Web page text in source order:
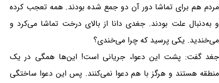
مردم هم برای تماشا دور آن دو جمع شده بودند. همه تعجب کرده
و به‌دنبال علت بودند. جغدی دانا از بالای درخت تماشا می‌کرد و
می‌خندید. یکی پرسید که چرا می‌خندی؟
جغد گفت: پشت این دعوا، جریانی است! این‌ها همگی در یک
منطقه هستند و هرگز با هم دعوا نمی‌کنند. پس این دعوا ساختگی